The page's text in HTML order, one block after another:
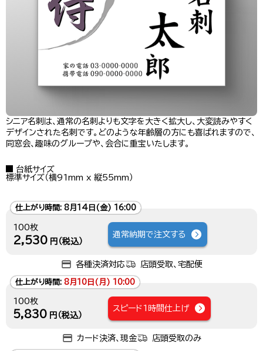
シニア名刺は、通常の名刺よりも文字を大きく拡大し、大変読みやすく
デザインされた名刺です。どのような年齢層の方にも喜ばれますので、
同窓会、趣味のグループや、会合に重宝いたします。
台紙サイズ
標準サイズ（横91mm x 縦55mm）
仕上がり時間: 8月14日(金) 16:00
100枚
2,530 円（税込）
通常納期で注文する
各種決済対応 店頭受取、宅配便
仕上がり時間: 8月10日(月) 10:00
100枚
5,830 円（税込）
スピード1時間仕上げ
カード決済、現金 店頭受取のみ